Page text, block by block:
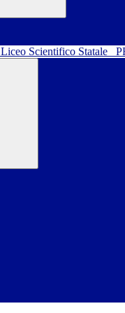
Liceo Scientifico Statale